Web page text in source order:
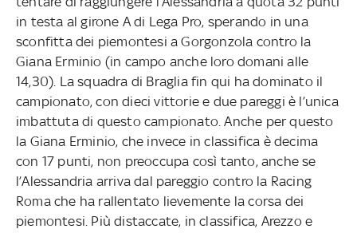
in testa al girone A di Lega Pro, sperando in una
sconfitta dei piemontesi a Gorgonzola contro la
Giana Erminio (in campo anche loro domani alle
14,30). La squadra di Braglia fin qui ha dominato il
campionato, con dieci vittorie e due pareggi è l’unica
imbattuta di questo campionato. Anche per questo
la Giana Erminio, che invece in classifica è decima
con 17 punti, non preoccupa così tanto, anche se
l’Alessandria arriva dal pareggio contro la Racing
Roma che ha rallentato lievemente la corsa dei
piemontesi. Più distaccate, in classifica, Arezzo e